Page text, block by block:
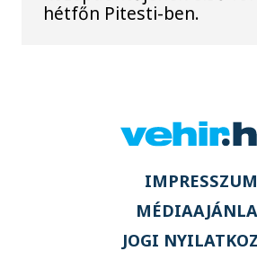
hétfőn Pitesti-ben.
IMPRESSZUM
JOGI